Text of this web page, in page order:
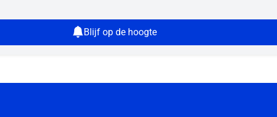
Blijf op de hoogte